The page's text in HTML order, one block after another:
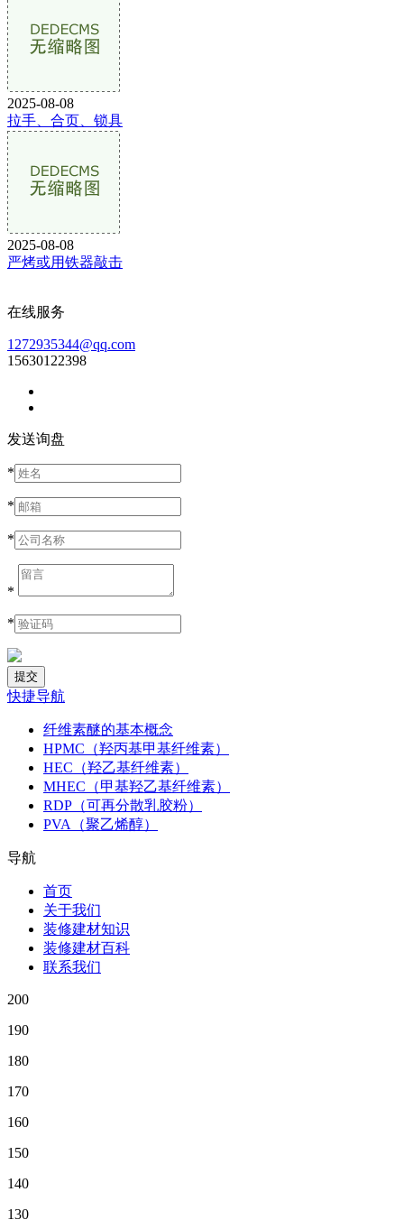
2025-08-08
拉手、合页、锁具
2025-08-08
严烤或用铁器敲击
在线服务
1272935344@qq.com
15630122398
发送询盘
*
*
*
*
*
快捷导航
纤维素醚的基本概念
HPMC（羟丙基甲基纤维素）
HEC（羟乙基纤维素）
MHEC（甲基羟乙基纤维素）
RDP（可再分散乳胶粉）
PVA（聚乙烯醇）
导航
首页
关于我们
装修建材知识
装修建材百科
联系我们
200
190
180
170
160
150
140
130